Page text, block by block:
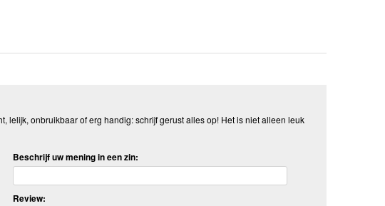
lelijk, onbruikbaar of erg handig: schrijf gerust alles op! Het is niet alleen leuk
Beschrijf uw mening in een zin:
Review: